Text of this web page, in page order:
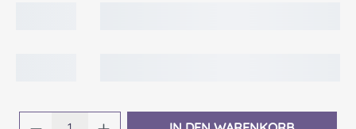
Produkt Anzahl: Gib den gewünschten